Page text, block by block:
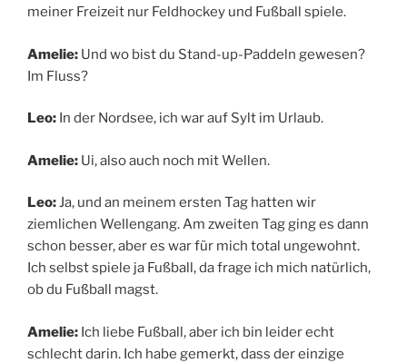
meiner Freizeit nur Feldhockey und Fußball spiele.
Amelie: Und wo bist du Stand-up-Paddeln gewesen?
Im Fluss?
Leo: In der Nordsee, ich war auf Sylt im Urlaub.
Amelie: Ui, also auch noch mit Wellen.
Leo:Ja, und an meinem ersten Tag hatten wir
ziemlichen Wellengang. Am zweiten Tag ging es dann
schon besser, aber es war für mich total ungewohnt.
Ich selbst spiele ja Fußball, da frage ich mich natürlich,
ob du Fußball magst.
Amelie: Ich liebe Fußball, aber ich bin leider echt
schlecht darin. Ich habe gemerkt, dass der einzige